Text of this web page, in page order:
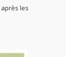
les